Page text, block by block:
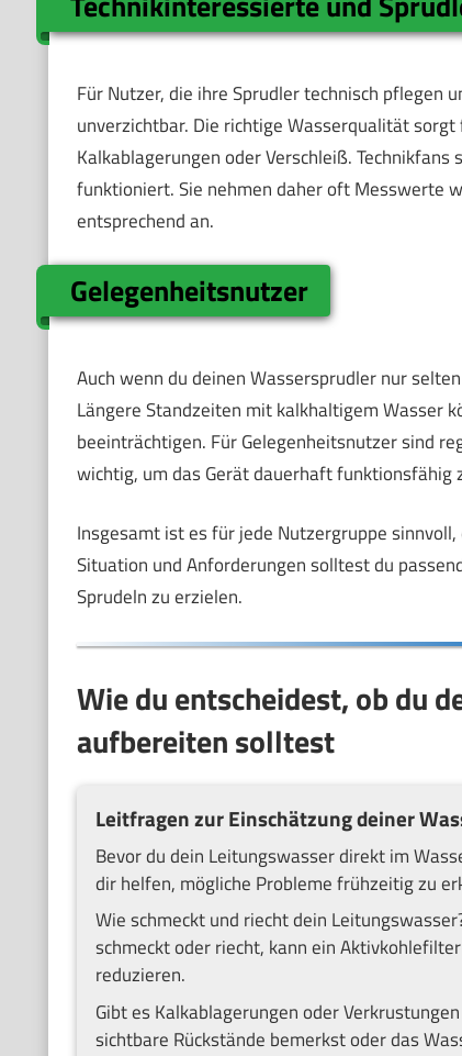
Für Nutzer, die ihre Sprudler technisch pflegen
unverzichtbar. Die richtige Wasserqualität
Kalkablagerungen oder Verschleiß.
funktioniert. Sie nehmen daher oft Messwerte
entsprechend an.
Gelegenheitsnutzer
Auch wenn du deinen Wassersprudler nur
Längere Standzeiten mit kalkhaltigem Wasser
beeinträchtigen. Für Gelegenheitsnutzer sind
wichtig, um das Gerät dauerhaft funktionsfähig
Insgesamt ist es für jede Nutzergruppe
Situation und Anforderungen solltest du
Sprudeln zu erzielen.
Wie du entscheidest, ob du
aufbereiten solltest
Leitfragen zur Einschätzung deiner
Bevor du dein Leitungswasser direkt im
dir helfen, mögliche Probleme frühzeitig zu
Wie schmeckt und riecht dein
schmeckt oder riecht, kann ein
reduzieren.
Gibt es Kalkablagerungen oder
sichtbare Rückstände bemerkst oder das